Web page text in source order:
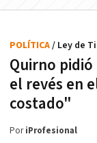
Quirno
el revés en
costado"
POLÍTICA/ Ley de
PoriProfesional